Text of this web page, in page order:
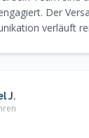
Der
verläuft
J.